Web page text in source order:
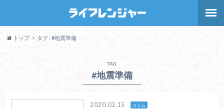
トップ タグ : #地震準備
TAG
#地震準備
2020.02.15 コラム